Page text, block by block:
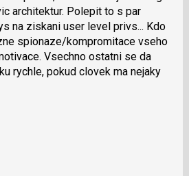
architektur. Polepit to s par
na ziskani user level privs... Kdo
spionaze/kompro­mitace vseho
Vsechno ostatni se da
rychle, pokud clovek ma nejaky